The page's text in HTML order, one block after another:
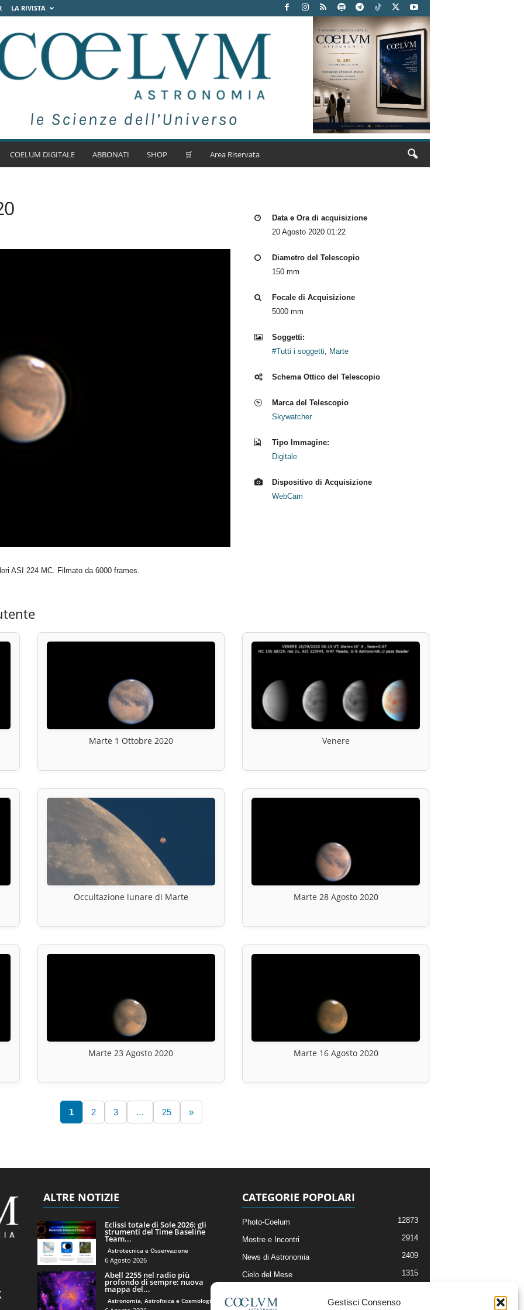
Gestisci Consenso
LA RIVISTA
COELUM DIGITALE ABBONATI SHOP 🛒 Area Riservata
ASI 224 MC. Filmato da 6000 frames.
Data e Ora di acquisizione
20 Agosto 2020 01:22
Diametro del Telescopio
150 mm
Focale di Acquisizione
5000 mm
Soggetti:
#Tutti i soggetti, Marte
Schema Ottico del Telescopio
Marca del Telescopio
Skywatcher
Tipo Immagine:
Digitale
Dispositivo di Acquisizione
WebCam
Marte 1 Ottobre 2020 Venere
Occultazione lunare di Marte Marte 28 Agosto 2020
Marte 23 Agosto 2020 Marte 16 Agosto 2020
1 2 3 … 25 »
ALTRE NOTIZIE
Eclissi totale di Sole 2026: gli
strumenti del Time Baseline
Team...
Astrotecnica e Osservazione
6 Agosto 2026
Abell 2255 nel radio più
profondo di sempre: nuova
mappa del...
Astronomia, Astrofisica e Cosmologia
CATEGORIE POPOLARI
Photo-Coelum 12873
Mostre e Incontri 2914
News di Astronomia 2409
Cielo del Mese 1315